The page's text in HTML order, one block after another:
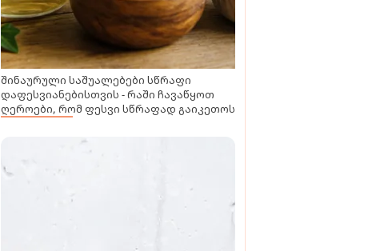
შინაურული საშუალებები სწრაფი
დაფესვიანებისთვის - რაში ჩავაწყოთ
ღეროები, რომ ფესვი სწრაფად გაიკეთოს